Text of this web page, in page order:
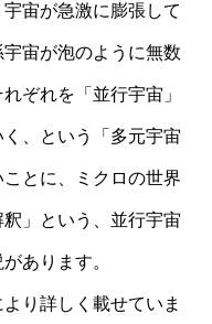
宙が急激に膨張して
宙が泡のように無数
ぞれを「並行宇宙」
、という「多元宇宙
とに、ミクロの世界
」という、並行宇宙
あります。
り詳しく載せていま